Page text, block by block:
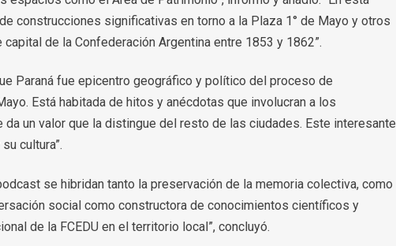
construcciones significativas en torno a la Plaza 1° de Mayo y otros
de la Confederación Argentina entre 1853 y 1862”.
Paraná fue epicentro geográfico y político del proceso de
Está habitada de hitos y anécdotas que involucran a los
un valor que la distingue del resto de las ciudades. Este interesante
cultura”.
se hibridan tanto la preservación de la memoria colectiva, como
social como constructora de conocimientos científicos y
de la FCEDU en el territorio local”, concluyó.